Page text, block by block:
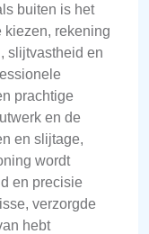
buiten is het
kiezen, rekening
slijtvastheid en
prachtige
en de
en slijtage,
wordt
en precisie
verzorgde
hebt